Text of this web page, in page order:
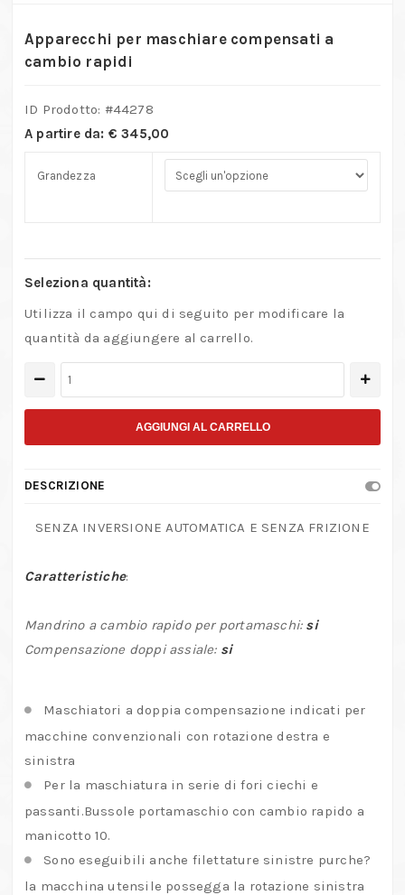
Apparecchi per maschiare compensati a
cambio rapidi
ID Prodotto: #44278
A partire da: € 345,00
Grandezza
Seleziona quantità:
Utilizza il campo qui di seguito per modificare la
quantità da aggiungere al carrello.
Apparecchi
compensati
cambio
AGGIUNGI AL CARRELLO
DESCRIZIONE
SENZA INVERSIONE AUTOMATICA E SENZA FRIZIONE
Caratteristiche:
Mandrino a cambio rapido per portamaschi: si
Compensazione doppi assiale: si
Maschiatori a doppia compensazione indicati per
macchine convenzionali con rotazione destra e
sinistra
Per la maschiatura in serie di fori ciechi e
passanti.Bussole portamaschio con cambio rapido a
manicotto 10.
Sono eseguibili anche filettature sinistre purche?
la macchina utensile possegga la rotazione sinistra